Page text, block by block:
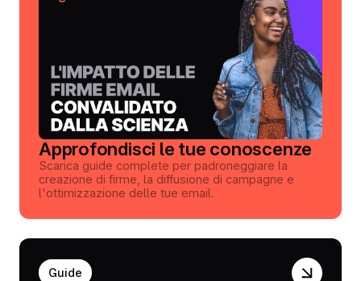
Approfondisci le tue conoscenze
Scarica guide complete per padroneggiare la
creazione di firme, la diffusione di campagne e
l'ottimizzazione delle tue email.
Guide